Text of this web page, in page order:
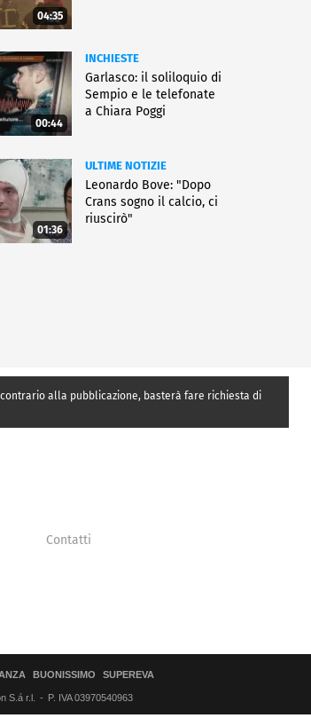
04:35
00:44
INCHIESTE
Garlasco: il soliloquio di
Sempio e le telefonate
a Chiara Poggi
01:36
ULTIME NOTIZIE
Leonardo Bove: "Dopo
Crans sogno il calcio, ci
riuscirò"
alla pubblicazione, basterà fare richiesta di
Contatti
BUONISSIMO SUPEREVA
S.á r.l. P. IVA 03970540963